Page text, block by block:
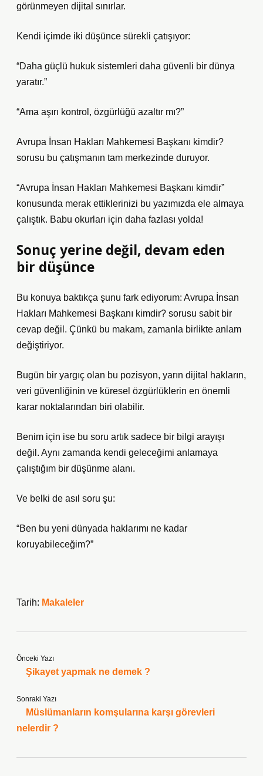
görünmeyen dijital sınırlar.
Kendi içimde iki düşünce sürekli çatışıyor:
“Daha güçlü hukuk sistemleri daha güvenli bir dünya
yaratır.”
“Ama aşırı kontrol, özgürlüğü azaltır mı?”
Avrupa İnsan Hakları Mahkemesi Başkanı kimdir?
sorusu bu çatışmanın tam merkezinde duruyor.
“Avrupa İnsan Hakları Mahkemesi Başkanı kimdir”
konusunda merak ettiklerinizi bu yazımızda ele almaya
çalıştık. Babu okurları için daha fazlası yolda!
Sonuç yerine değil, devam eden
bir düşünce
Bu konuya baktıkça şunu fark ediyorum: Avrupa İnsan
Hakları Mahkemesi Başkanı kimdir? sorusu sabit bir
cevap değil. Çünkü bu makam, zamanla birlikte anlam
değiştiriyor.
Bugün bir yargıç olan bu pozisyon, yarın dijital hakların,
veri güvenliğinin ve küresel özgürlüklerin en önemli
karar noktalarından biri olabilir.
Benim için ise bu soru artık sadece bir bilgi arayışı
değil. Aynı zamanda kendi geleceğimi anlamaya
çalıştığım bir düşünme alanı.
Ve belki de asıl soru şu:
“Ben bu yeni dünyada haklarımı ne kadar
koruyabileceğim?”
Tarih: Makaleler
Önceki Yazı
Şikayet yapmak ne demek ?
Sonraki Yazı
Müslümanların komşularına karşı görevleri
nelerdir ?